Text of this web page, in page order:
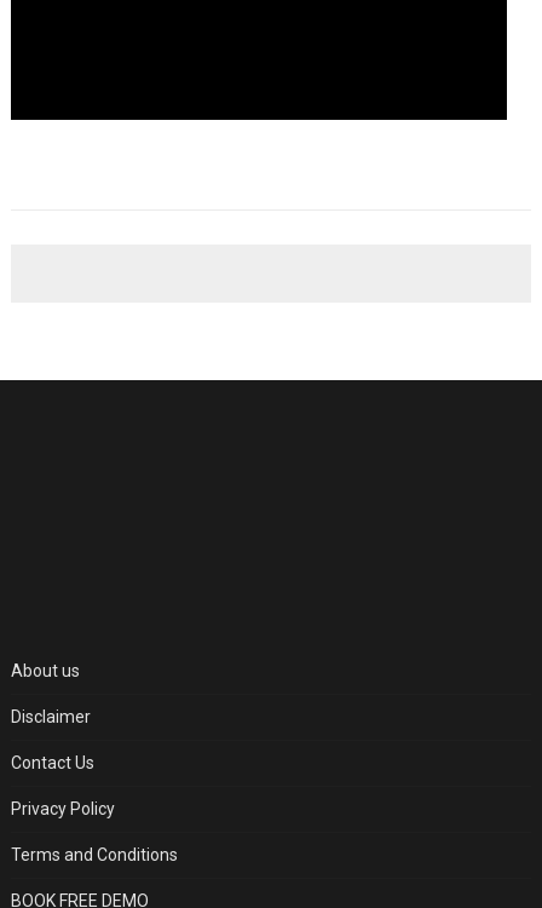
About us
Disclaimer
Contact Us
Privacy Policy
Terms and Conditions
BOOK FREE DEMO